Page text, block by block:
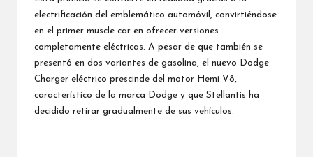
electrificación del emblemático automóvil, convirtiéndose
en el primer muscle car en ofrecer versiones
completamente eléctricas. A pesar de que también se
presentó en dos variantes de gasolina, el nuevo Dodge
Charger eléctrico prescinde del motor Hemi V8,
característico de la marca Dodge y que Stellantis ha
decidido retirar gradualmente de sus vehículos.